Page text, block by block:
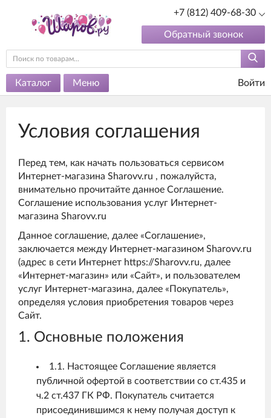
+7 (812) 409-68-30
Обратный звонок
Каталог Меню Войти
Условия соглашения
Перед тем, как начать пользоваться сервисом
Интернет-магазина Sharovv.ru , пожалуйста,
внимательно прочитайте данное Соглашение.
Соглашение использования услуг Интернет-
магазина Sharovv.ru
Данное соглашение, далее «Соглашение»,
заключается между Интернет-магазином Sharovv.ru
(адрес в сети Интернет https://Sharovv.ru, далее
«Интернет-магазин» или «Сайт», и пользователем
услуг Интернет-магазина, далее «Покупатель»,
определяя условия приобретения товаров через
Сайт.
1. Основные положения
1.1. Настоящее Соглашение является
публичной офертой в соответствии со ст.435 и
ч.2 ст.437 ГК РФ. Покупатель считается
присоединившимся к нему получая доступ к